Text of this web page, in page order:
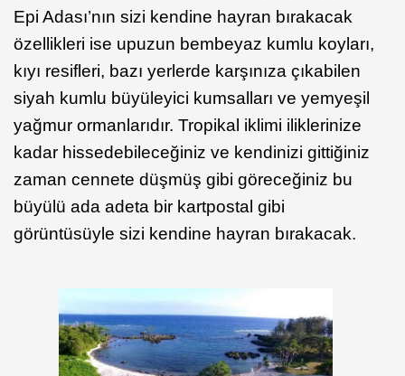
Epi Adası’nın sizi kendine hayran bırakacak
özellikleri ise upuzun bembeyaz kumlu koyları,
kıyı resifleri, bazı yerlerde karşınıza çıkabilen
siyah kumlu büyüleyici kumsalları ve yemyeşil
yağmur ormanlarıdır. Tropikal iklimi iliklerinize
kadar hissedebileceğiniz ve kendinizi gittiğiniz
zaman cennete düşmüş gibi göreceğiniz bu
büyülü ada adeta bir kartpostal gibi
görüntüsüyle sizi kendine hayran bırakacak.